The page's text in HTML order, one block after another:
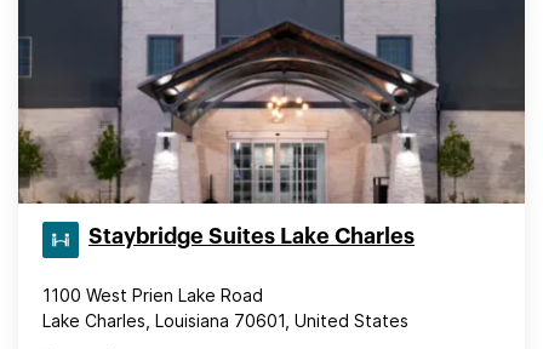
Staybridge Suites Lake Charles
1100 West Prien Lake Road
Lake Charles, Louisiana 70601, United States